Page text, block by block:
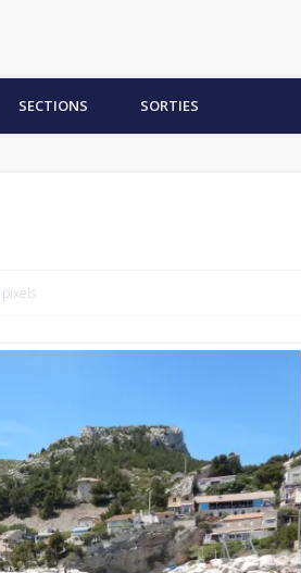
SECTIONS SORTIES
pixels